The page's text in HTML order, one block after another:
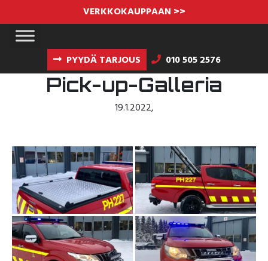
VERKKOKAUPPAAN >>
PYYDÄ TARJOUS 010 505 2576
Pick-up-Galleria
19.1.2022,